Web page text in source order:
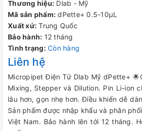
Thương hiệu: Dlab - Mỹ
Mã sản phẩm: dPette+ 0.5-10μL
Xuất xứ: Trung Quốc
Bảo hành: 12 tháng
Tình trạng: Còn hàng
Liên hệ
Micropipet Điện Tử Dlab Mỹ dPette+
Mixing, Stepper và Dilution. Pin Li-ion
lâu hơn, gọn nhẹ hơn. Điều khiển dễ
Sản phẩm được nhập khẩu và phân
Việt Nam. Bảo hành lên tới 12 tháng.